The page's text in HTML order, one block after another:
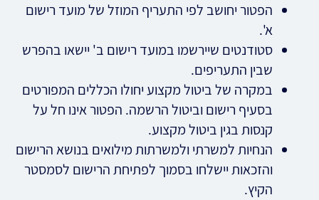
הפטור יחושב לפי התעריף המוזל של מועד רישום
א'.
סטודנטים שיירשמו במועד רישום ב' יישאו בהפרש
שבין התעריפים.
במקרה של ביטול מקצוע יחולו הכללים המפורטים
בסעיף רישום וביטול הרשמה. הפטור אינו חל על
קנסות בגין ביטול מקצוע.
הנחיות למשרתי ולמשרתות מילואים בנושא הרישום
והזכאות יישלחו בסמוך לפתיחת הרישום לסמסטר
הקיץ.